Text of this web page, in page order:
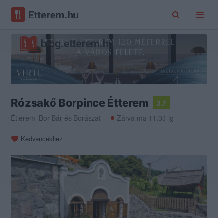
Rózsakő Borpince Étterem
3.7
Étterem, Bor Bár és Borászat Zárva ma 11:30-ig
Kedvencekhez